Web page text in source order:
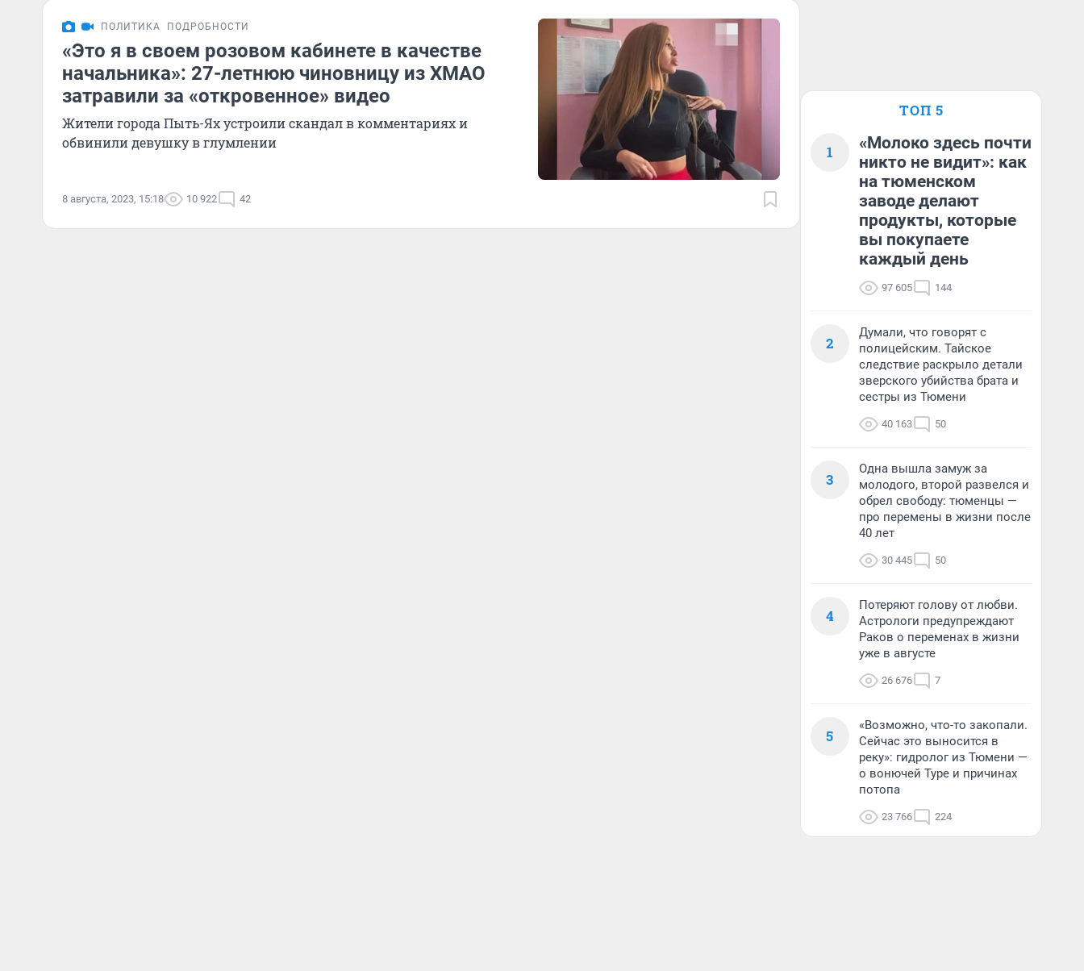
ПОЛИТИКА ПОДРОБНОСТИ
«Это я в своем розовом кабинете в качестве
начальника»: 27-летнюю чиновницу из ХМАО
затравили за «откровенное» видео
Жители города Пыть-Ях устроили скандал в комментариях и
обвинили девушку в глумлении
8 августа, 2023, 15:18 10 922 42
ТОП 5
1
«Молоко здесь почти
никто не видит»: как
на тюменском
заводе делают
продукты, которые
вы покупаете
каждый день
97 605 144
2
Думали, что говорят с
полицейским. Тайское
следствие раскрыло детали
зверского убийства брата и
сестры из Тюмени
40 163 50
3
Одна вышла замуж за
молодого, второй развелся и
обрел свободу: тюменцы —
про перемены в жизни после
40 лет
30 445 50
4
Потеряют голову от любви.
Астрологи предупреждают
Раков о переменах в жизни
уже в августе
26 676 7
5
«Возможно, что-то закопали.
Сейчас это выносится в
реку»: гидролог из Тюмени —
о вонючей Туре и причинах
потопа
23 766 224